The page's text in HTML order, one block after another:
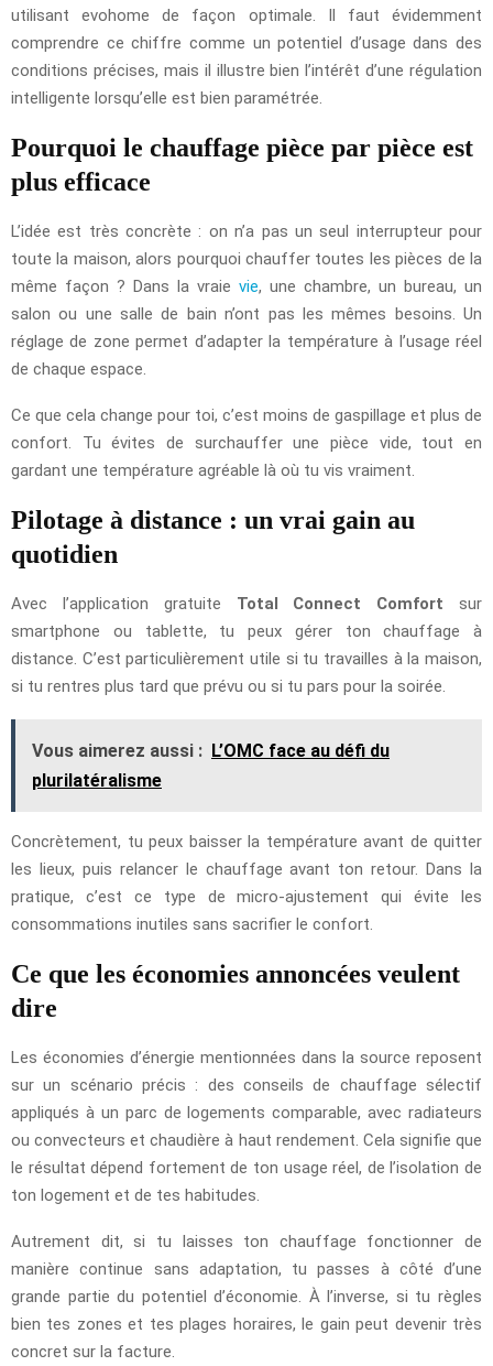
utilisant evohome de façon optimale. Il faut évidemment
comprendre ce chiffre comme un potentiel d’usage dans des
conditions précises, mais il illustre bien l’intérêt d’une régulation
intelligente lorsqu’elle est bien paramétrée.
Pourquoi le chauffage pièce par pièce est
plus efficace
L’idée est très concrète : on n’a pas un seul interrupteur pour
toute la maison, alors pourquoi chauffer toutes les pièces de la
même façon ? Dans la vraie vie, une chambre, un bureau, un
salon ou une salle de bain n’ont pas les mêmes besoins. Un
réglage de zone permet d’adapter la température à l’usage réel
de chaque espace.
Ce que cela change pour toi, c’est moins de gaspillage et plus de
confort. Tu évites de surchauffer une pièce vide, tout en
gardant une température agréable là où tu vis vraiment.
Pilotage à distance : un vrai gain au
quotidien
Avec l’application gratuite Total Connect Comfort sur
smartphone ou tablette, tu peux gérer ton chauffage à
distance. C’est particulièrement utile si tu travailles à la maison,
si tu rentres plus tard que prévu ou si tu pars pour la soirée.
Vous aimerez aussi : L’OMC face au défi du
plurilatéralisme
Concrètement, tu peux baisser la température avant de quitter
les lieux, puis relancer le chauffage avant ton retour. Dans la
pratique, c’est ce type de micro-ajustement qui évite les
consommations inutiles sans sacrifier le confort.
Ce que les économies annoncées veulent
dire
Les économies d’énergie mentionnées dans la source reposent
sur un scénario précis : des conseils de chauffage sélectif
appliqués à un parc de logements comparable, avec radiateurs
ou convecteurs et chaudière à haut rendement. Cela signifie que
le résultat dépend fortement de ton usage réel, de l’isolation de
ton logement et de tes habitudes.
Autrement dit, si tu laisses ton chauffage fonctionner de
manière continue sans adaptation, tu passes à côté d’une
grande partie du potentiel d’économie. À l’inverse, si tu règles
bien tes zones et tes plages horaires, le gain peut devenir très
concret sur la facture.